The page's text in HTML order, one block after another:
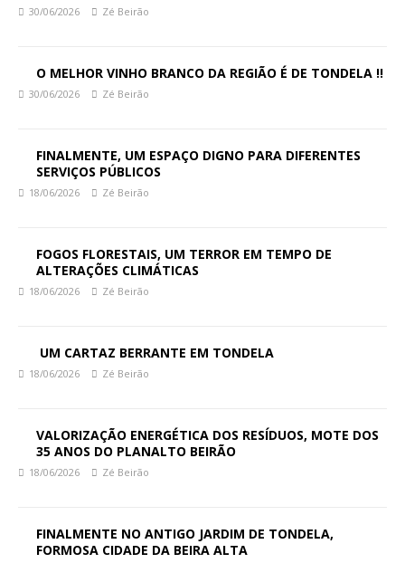
30/06/2026 Zé Beirão
O MELHOR VINHO BRANCO DA REGIÃO É DE TONDELA !!
30/06/2026 Zé Beirão
FINALMENTE, UM ESPAÇO DIGNO PARA DIFERENTES
SERVIÇOS PÚBLICOS
18/06/2026 Zé Beirão
FOGOS FLORESTAIS, UM TERROR EM TEMPO DE
ALTERAÇÕES CLIMÁTICAS
18/06/2026 Zé Beirão
UM CARTAZ BERRANTE EM TONDELA
18/06/2026 Zé Beirão
VALORIZAÇÃO ENERGÉTICA DOS RESÍDUOS, MOTE DOS
35 ANOS DO PLANALTO BEIRÃO
18/06/2026 Zé Beirão
FINALMENTE NO ANTIGO JARDIM DE TONDELA,
FORMOSA CIDADE DA BEIRA ALTA